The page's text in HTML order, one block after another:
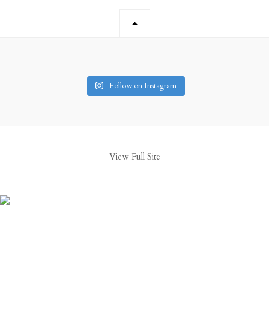
Follow on Instagram
View Full Site